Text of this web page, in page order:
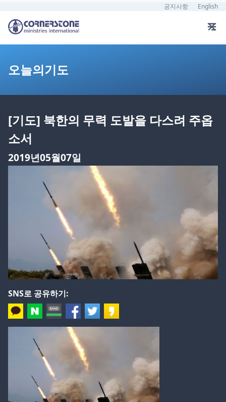
공지사항 English
오늘의기도
[기도] 북한의 무력 도발을 다스려 주옵
소서
2019년05월07일
SNS로 공유하기: